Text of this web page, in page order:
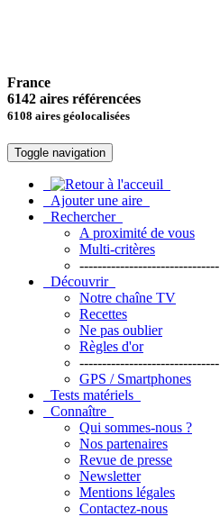
France
6142 aires référencées
6108 aires géolocalisées
Toggle navigation
Ajouter une aire
Rechercher
A proximité de vous
Multi-critères
-------------------------------
Découvrir
Notre chaîne TV
Recettes
Ne pas oublier
Règles d'or
-------------------------------
GPS / Smartphones
Tests matériels
Connaître
Qui sommes-nous ?
Nos partenaires
Revue de presse
Newsletter
Mentions légales
Contactez-nous